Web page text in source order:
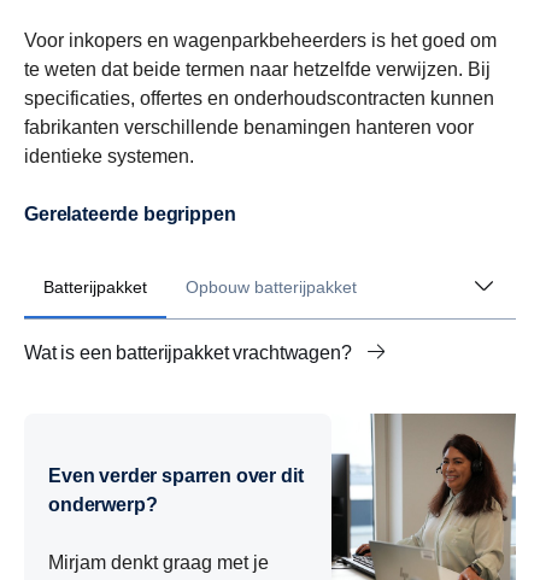
Voor inkopers en wagenparkbeheerders is het goed om
te weten dat beide termen naar hetzelfde verwijzen. Bij
specificaties, offertes en onderhoudscontracten kunnen
fabrikanten verschillende benamingen hanteren voor
identieke systemen.
Gerelateerde begrippen
Batterijpakket Opbouw batterijpakket
Wat is een batterijpakket vrachtwagen?
Opbouw batterijpakket elektrische vrachtwagen
Hoeveel batterijpakketten heeft een elektrische
Batterijpakket vs accupakket: wat is het verschil?
Even verder sparren over dit
onderwerp?
Mirjam denkt graag met je